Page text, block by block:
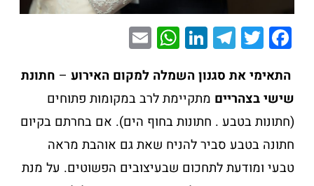
F
a
c
e
b
o
o
T
wi
tt
er
T
el
e
gr
a
m
Li
n
k
e
dI
n
W
h
at
s
A
p
p
ai
l
התאימי את סגנון השמלה למקום האירוע – חתונת
שישי בצהריים מתקיימת לרב במקומות פתוחים
(חתונות בטבע . חתונות בחוף הים). אם בחרתם בקיום
חתונה בטבע סביר להניח שאת גם אוהבת מראה
טבעי ומודעת לתחכום שבעיצובים הפשוטים. על מנת